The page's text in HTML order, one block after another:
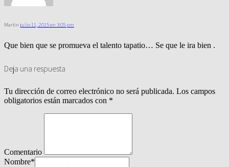
Martin julio 11, 2015 en 3:05 pm
Que bien que se promueva el talento tapatio… Se que le ira bien .
Deja una respuesta
Tu dirección de correo electrónico no será publicada. Los campos
obligatorios están marcados con *
Comentario
Nombre*